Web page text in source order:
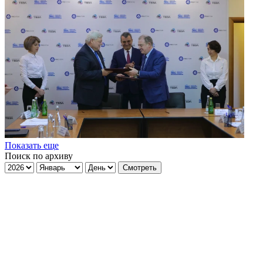
Показать еще
Поиск по архиву
Смотреть